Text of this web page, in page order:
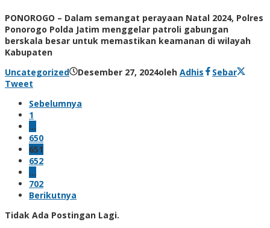
PONOROGO – Dalam semangat perayaan Natal 2024, Polres
Ponorogo Polda Jatim menggelar patroli gabungan
berskala besar untuk memastikan keamanan di wilayah
Kabupaten
Uncategorized
Desember 27, 2024oleh Adhis
Sebar
Tweet
Sebelumnya
1
…
650
651
652
…
702
Berikutnya
Tidak Ada Postingan Lagi.